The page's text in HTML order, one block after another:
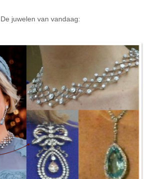
De juwelen van vandaag: